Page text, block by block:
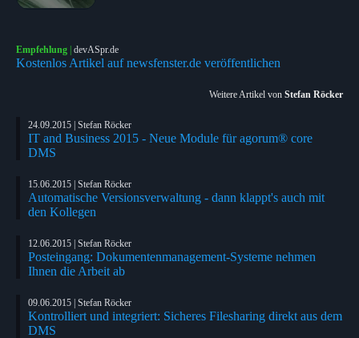
Empfehlung | devASpr.de
Kostenlos Artikel auf newsfenster.de veröffentlichen
Weitere Artikel von Stefan Röcker
24.09.2015 | Stefan Röcker
IT and Business 2015 - Neue Module für agorum® core
DMS
15.06.2015 | Stefan Röcker
Automatische Versionsverwaltung - dann klappt's auch mit
den Kollegen
12.06.2015 | Stefan Röcker
Posteingang: Dokumentenmanagement-Systeme nehmen
Ihnen die Arbeit ab
09.06.2015 | Stefan Röcker
Kontrolliert und integriert: Sicheres Filesharing direkt aus dem
DMS